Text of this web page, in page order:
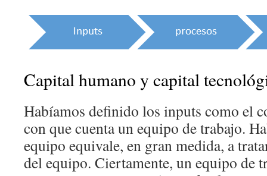
Capital humano y capital
Habíamos definido los inputs como el
con que cuenta un equipo de trabajo.
equipo equivale, en gran medida, a
del equipo. Ciertamente, un equipo de